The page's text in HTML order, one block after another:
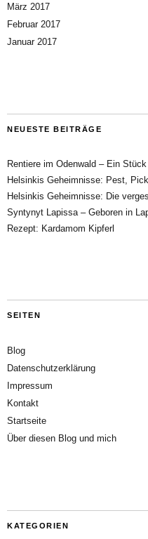
März 2017
Februar 2017
Januar 2017
NEUESTE BEITRÄGE
Rentiere im Odenwald – Ein
Helsinkis Geheimnisse: Pest,
Helsinkis Geheimnisse: Die
Syntynyt Lapissa – Geboren in
Rezept: Kardamom Kipferl
SEITEN
Blog
Datenschutzerklärung
Impressum
Kontakt
Startseite
Über diesen Blog und mich
KATEGORIEN